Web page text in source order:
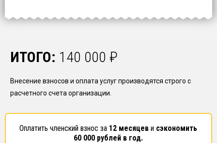
ИТОГО: 140 000 ₽
Внесение взносов и оплата услуг производятся строго с
расчетного счета организации.
Оплатить членский взнос за 12 месяцев и сэкономить
60 000 рублей в год.